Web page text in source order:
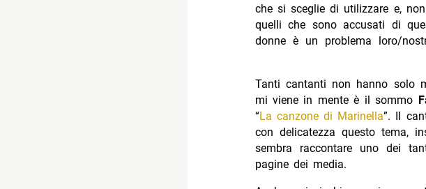
che si sceglie di utilizzare e,
quelli che sono accusati di
donne è un problema loro/
Tanti cantanti non hanno solo
mi viene in mente è il sommo
“La canzone di Marinella”. Il
con delicatezza questo tema,
sembra raccontare uno dei
pagine dei media.